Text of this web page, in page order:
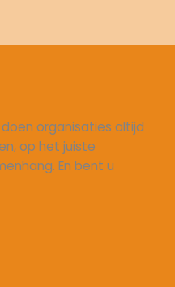
organisaties altijd
op het juiste
En bent u